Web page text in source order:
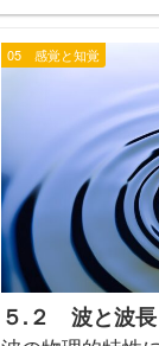
05 感覚と知覚
５.２ 波と波長